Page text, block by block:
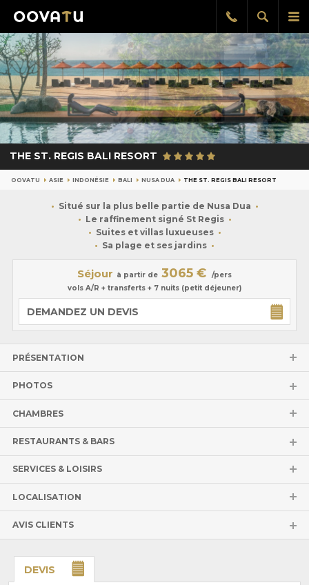
le
Afficher
la
Rappel
gratuit
THE ST. REGIS BALI RESORT
OOVATU ASIE INDONÉSIE BALI NUSA DUA THE ST. REGIS BALI RESORT
Situé sur la plus belle partie de Nusa Dua
Le raffinement signé St Regis
Suites et villas luxueuses
Sa plage et ses jardins
Séjour à partir de 3065 €
/pers
vols A/R + transferts + 7 nuits (petit déjeuner)
DEMANDEZ UN DEVIS
PRÉSENTATION
PHOTOS
CHAMBRES
RESTAURANTS & BARS
SERVICES & LOISIRS
LOCALISATION
AVIS CLIENTS
DEVIS